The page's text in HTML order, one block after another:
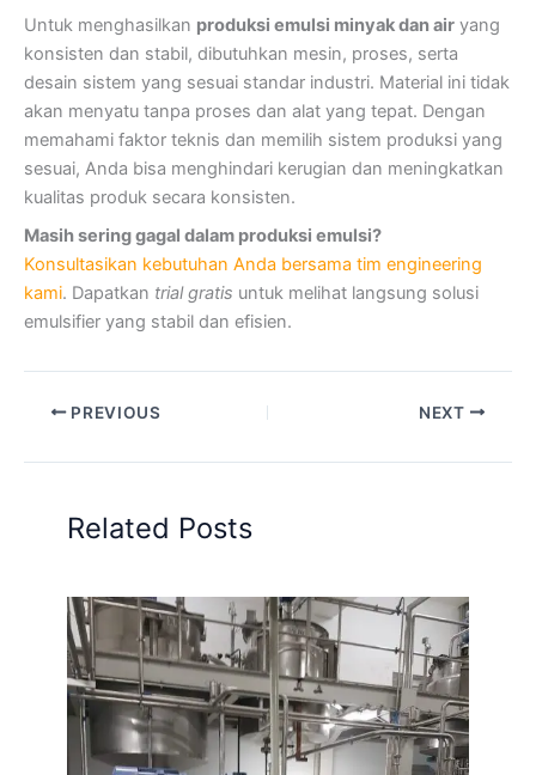
Untuk menghasilkan produksi emulsi minyak dan air yang
konsisten dan stabil, dibutuhkan mesin, proses, serta
desain sistem yang sesuai standar industri. Material ini tidak
akan menyatu tanpa proses dan alat yang tepat. Dengan
memahami faktor teknis dan memilih sistem produksi yang
sesuai, Anda bisa menghindari kerugian dan meningkatkan
kualitas produk secara konsisten.
Masih sering gagal dalam produksi emulsi?
Konsultasikan kebutuhan Anda bersama tim engineering
kami. Dapatkan trial gratis untuk melihat langsung solusi
emulsifier yang stabil dan efisien.
PREVIOUS NEXT
Related Posts